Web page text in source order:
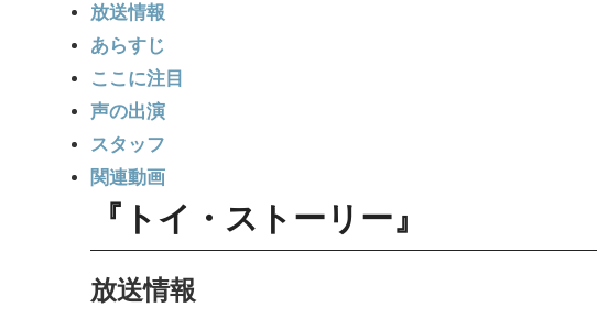
放送情報
あらすじ
ここに注目
声の出演
スタッフ
関連動画
『 トイ・ストーリー』
放送情報